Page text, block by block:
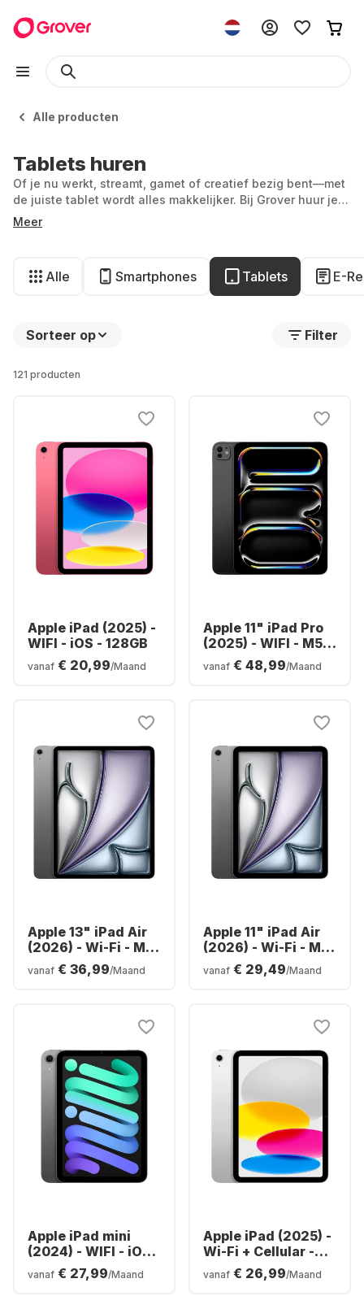
Alle producten
Tablets huren
Of je nu werkt, streamt, gamet of creatief bezig bent—met
de juiste tablet wordt alles makkelijker. Bij Grover huur je
precies de tablet die bij jouw leven past.
Meer
Alle Smartphones Tablets E-
Sorteer op Filter
121 producten
Apple iPad (2025) -
WIFI - iOS - 128GB
vanaf € 20,99/Maand
Apple 11" iPad Pro
(2025) - WIFI - M5 -
256GB
vanaf € 48,99/Maand
Apple 13" iPad Air
(2026) - Wi-Fi - M4
- 128GB
vanaf € 36,99/Maand
Apple 11" iPad Air
(2026) - Wi-Fi - M4
- 128GB
vanaf € 29,49/Maand
Apple iPad mini
(2024) - WIFI - iOS -
128GB
vanaf € 27,99/Maand
Apple iPad (2025) -
Wi-Fi + Cellular -
iOS - 128GB
vanaf € 26,99/Maand